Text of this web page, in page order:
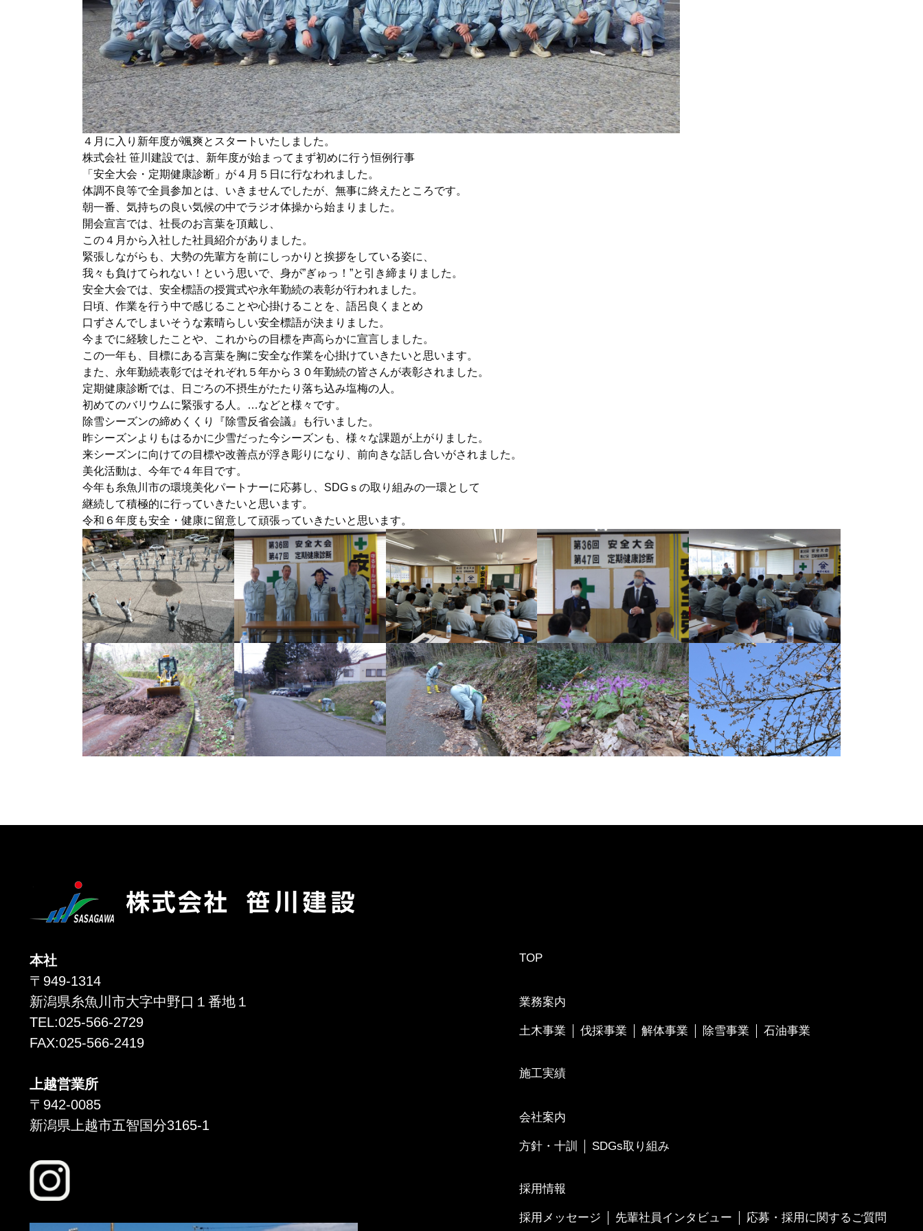
４月に入り新年度が颯爽とスタートいたしました。
株式会社 笹川建設では、新年度が始まってまず初めに行う恒例行事
「安全大会・定期健康診断」が４月５日に行なわれました。
体調不良等で全員参加とは、いきませんでしたが、無事に終えたところです。
朝一番、気持ちの良い気候の中でラジオ体操から始まりました。
開会宣言では、社長のお言葉を頂戴し、
この４月から入社した社員紹介がありました。
緊張しながらも、大勢の先輩方を前にしっかりと挨拶をしている姿に、
我々も負けてられない！という思いで、身が”ぎゅっ！”と引き締まりました。
安全大会では、安全標語の授賞式や永年勤続の表彰が行われました。
日頃、作業を行う中で感じることや心掛けることを、語呂良くまとめ
口ずさんでしまいそうな素晴らしい安全標語が決まりました。
今までに経験したことや、これからの目標を声高らかに宣言しました。
この一年も、目標にある言葉を胸に安全な作業を心掛けていきたいと思います。
また、永年勤続表彰ではそれぞれ５年から３０年勤続の皆さんが表彰されました。
定期健康診断では、日ごろの不摂生がたたり落ち込み塩梅の人。
初めてのバリウムに緊張する人。…などと様々です。
除雪シーズンの締めくくり『除雪反省会議』も行いました。
昨シーズンよりもはるかに少雪だった今シーズンも、様々な課題が上がりました。
来シーズンに向けての目標や改善点が浮き彫りになり、前向きな話し合いがされました。
美化活動は、今年で４年目です。
今年も糸魚川市の環境美化パートナーに応募し、SDGｓの取り組みの一環として
継続して積極的に行っていきたいと思います。
令和６年度も安全・健康に留意して頑張っていきたいと思います。
本社
〒949-1314
新潟県糸魚川市大字中野口１番地１
TEL:025-566-2729
FAX:025-566-2419
上越営業所
〒942-0085
新潟県上越市五智国分3165-1
TOP
業務案内
土木事業 伐採事業 解体事業 除雪事業 石油事業
施工実績
会社案内
方針・十訓 SDGs取り組み
採用情報
採用メッセージ 先輩社員インタビュー 応募・採用に関するご質問